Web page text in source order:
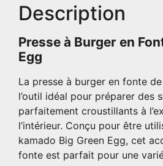
Description
Presse à Burger en
Egg
La presse à burger en fonte
l’outil idéal pour préparer des
parfaitement croustillants à
l’intérieur. Conçu pour être
kamado Big Green Egg, cet
fonte est parfait pour une